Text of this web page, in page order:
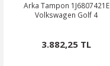
Arka Tampon 1J6807421E
Volkswagen Golf 4
3.882,25 TL